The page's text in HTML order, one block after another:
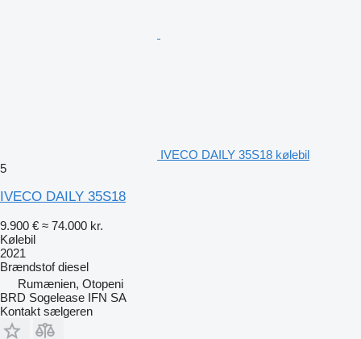
IVECO DAILY 35S18 kølebil
5
IVECO DAILY 35S18
9.900 € ≈ 74.000 kr.
Kølebil
2021
Brændstof diesel
Rumænien, Otopeni
BRD Sogelease IFN SA
Kontakt sælgeren